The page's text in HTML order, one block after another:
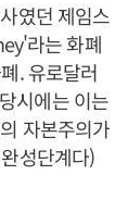
였던 제임스
라는 화폐
. 유로달러
시에는 이는
자본주의가
성단계다)